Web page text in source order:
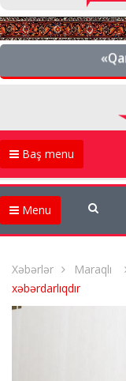
Baş menu
Menu
Xəbərlər Maraqlı
xəbərdarlıqdır